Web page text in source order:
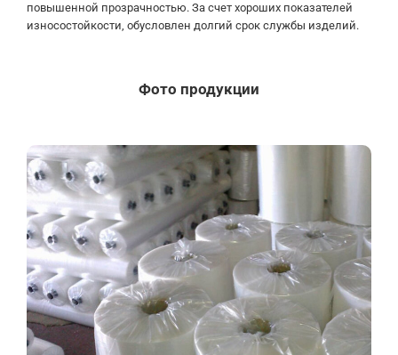
повышенной прозрачностью. За счет хороших показателей
износостойкости, обусловлен долгий срок службы изделий.
Фото продукции